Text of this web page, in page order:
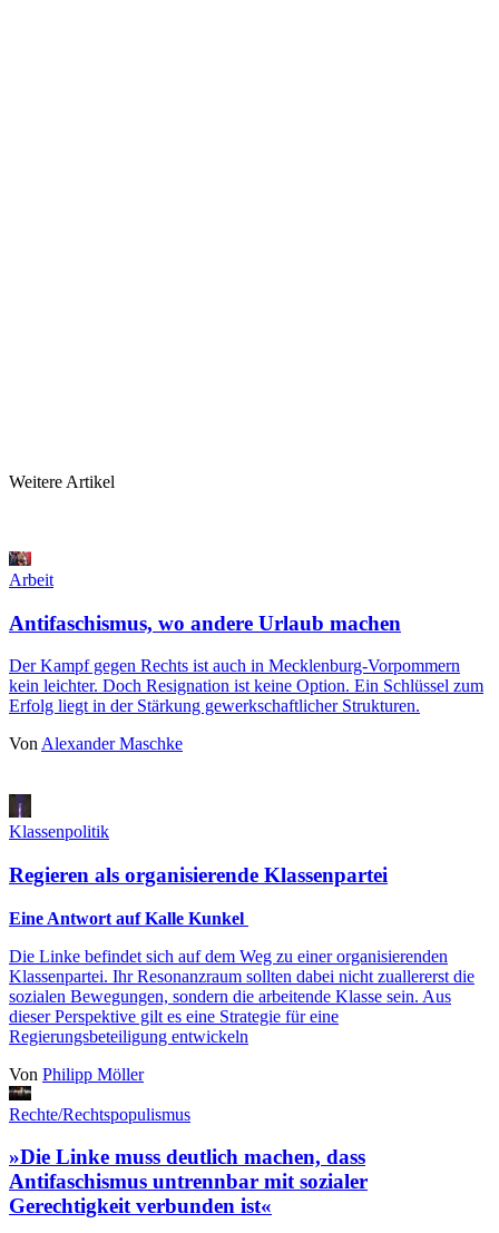
Weitere Artikel
Arbeit
Antifaschismus, wo andere Urlaub machen
Der Kampf gegen Rechts ist auch in Mecklenburg-Vorpommern
kein leichter. Doch Resignation ist keine Option. Ein Schlüssel zum
Erfolg liegt in der Stärkung gewerkschaftlicher Strukturen.
Von Alexander Maschke
Klassenpolitik
Regieren als organisierende Klassenpartei
Eine Antwort auf Kalle Kunkel
Die Linke befindet sich auf dem Weg zu einer organisierenden
Klassenpartei. Ihr Resonanzraum sollten dabei nicht zuallererst die
sozialen Bewegungen, sondern die arbeitende Klasse sein. Aus
dieser Perspektive gilt es eine Strategie für eine
Regierungsbeteiligung entwickeln
Von Philipp Möller
Rechte/Rechtspopulismus
»Die Linke muss deutlich machen, dass
Antifaschismus untrennbar mit sozialer
Gerechtigkeit verbunden ist«